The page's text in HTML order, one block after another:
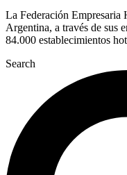
La Federación Empresaria
Argentina, a través de sus
84.000 establecimientos
Search